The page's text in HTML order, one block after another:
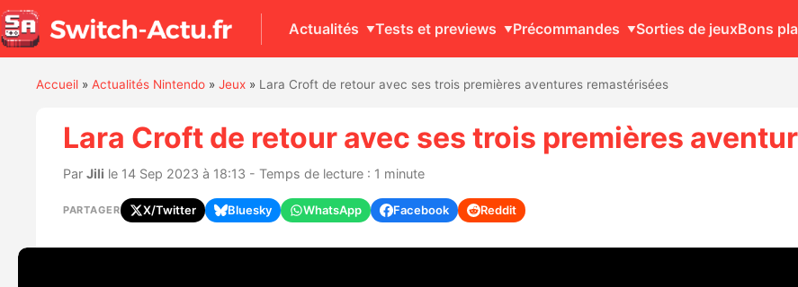
Actualités Tests et previews Précommandes Sorties de jeuxBons
Accueil» Actualités Nintendo» Jeux» Lara Croft de retour avec ses trois premières aventures remastérisées
Lara Croft de retour avec ses trois premières
Par Jili le 14 Sep 2023 à 18:13 - Temps de lecture : 1 minute
PARTAGER X/Twitter Bluesky WhatsApp Facebook Reddit